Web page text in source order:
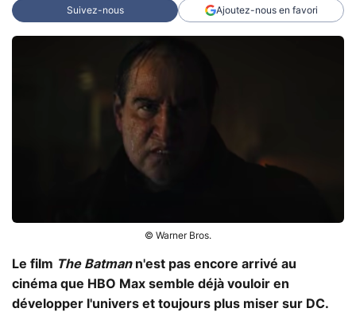
Suivez-nous Ajoutez-nous en favori
© Warner Bros.
Le film The Batmann'est pas encore arrivé au
cinéma que HBO Max semble déjà vouloir en
développer l'univers et toujours plus miser sur DC.